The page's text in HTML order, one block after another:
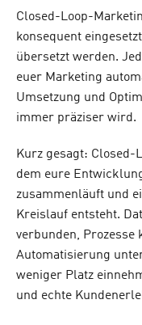
Closed-Loop-
konsequent
übersetzt werden.
euer Marketing
Umsetzung und
immer präziser wird.
Kurz gesagt: Closed-
dem eure
zusammenläuft und
Kreislauf entsteht.
verbunden,
Automatisierung
weniger Platz
und echte